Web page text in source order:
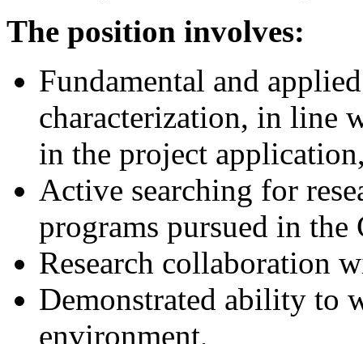
The position involves:
Fundamental and
characterization, in line
in the project
Active searching for
programs pursued in the
Research collaboration
Demonstrated ability to
environment,